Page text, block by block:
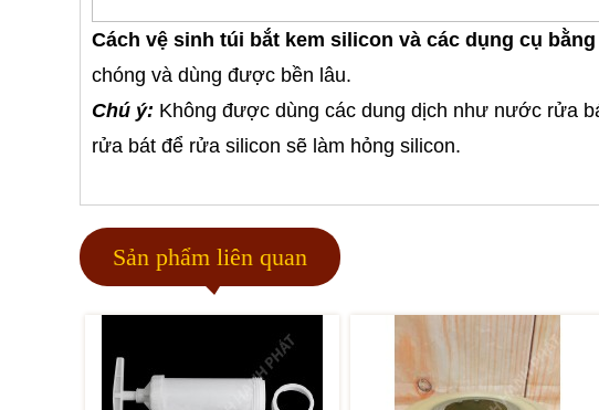
Cách vệ sinh túi bắt kem silicon và các dụng cụ
chóng và dùng được bền lâu.
Chú ý: Không được dùng các dung dịch như nước rửa
rửa bát để rửa silicon sẽ làm hỏng silicon.
Sản phẩm liên quan